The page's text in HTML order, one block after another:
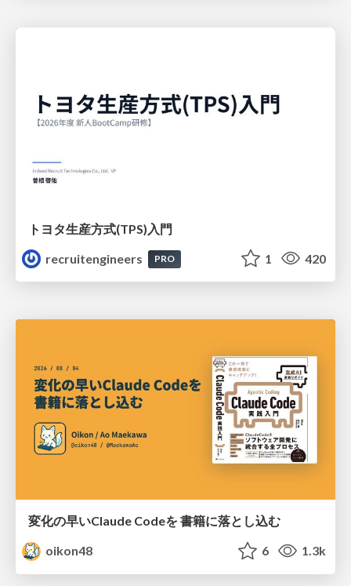
トヨタ⽣産⽅式(TPS)⼊⾨
recruitengineers
PRO 1 420
変化の早いClaude Codeを 書籍に落とし込む
oikon48
6 1.3k